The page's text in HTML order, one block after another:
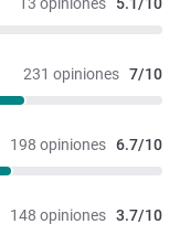
13 opiniones 5.1/10
231 opiniones 7/10
198 opiniones 6.7/10
148 opiniones 3.7/10